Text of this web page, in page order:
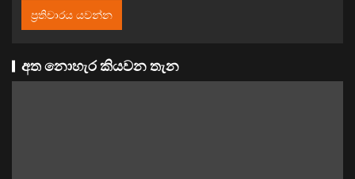
අත නොහැර කියවන තැන